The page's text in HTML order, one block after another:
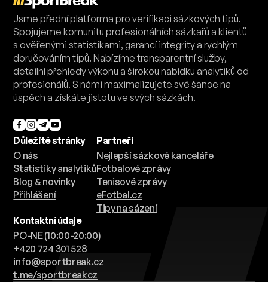
Jsme přední platforma pro verifikaci sázkových tipů.
Spojujeme komunitu profesionálních sázkařů a klientů
s ověřenými statistikami, garancí integrity a rychlým
doručováním tipů. Nabízíme transparentní služby,
detailní přehledy výkonu a širokou nabídku analytiků od
profesionálů. S námi maximalizujete své šance na
úspěch a získáte jistotu ve svých sázkách.
Důležité stránky
O nás
Statistiky analytiků
Blog & novinky
Přihlášení
Partneři
Nejlepší sázkové kanceláře
Fotbalové zprávy
Tenisové zprávy
eFotbal.cz
Tipy na sázení
Kontaktní údaje
PO-NE (10:00-20:00)
+420 724 301 528
info@sportbreak.cz
t.me/sportbreakcz